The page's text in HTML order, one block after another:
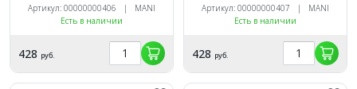
Артикул: 00000000406 | MANI
Есть в наличии
428 руб.
Артикул: 00000000407 | MANI
Есть в наличии
428 руб.